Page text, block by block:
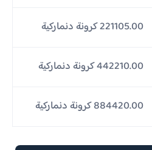
221105.00 كرونة دنماركية
442210.00 كرونة دنماركية
884420.00 كرونة دنماركية